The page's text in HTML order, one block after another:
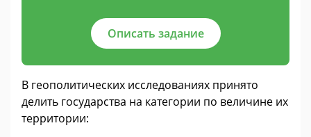
Описать задание
В геополитических исследованиях принято
делить государства на категории по величине их
территории: